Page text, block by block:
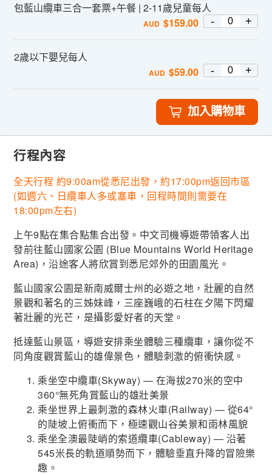
包藍山纜車三合一套票+午餐 | 2-11歲兒童每人
AUD $159.00 - +
2歲以下嬰兒每人
AUD $59.00 - +
加入購物車
行程內容
全天行程 約9:00am從悉尼出發，約17:00pm返回市區
(如週六、日纜車人多或塞車，回程時間則需要在
18:00pm左右)
上午9點在集合點集合出發。中文司機導遊帶領客人出
發前往藍山國家公園 (Blue Mountains World Heritage
Area)，沿途客人將欣賞到悉尼郊外的田園風光。
藍山國家公園是新南威爾士州的必遊之地，壯麗的自然
景觀和著名的三姊妹峰，三座巍峨的石柱在夕陽下閃耀
著壯麗的光芒，是攝影愛好者的天堂。
抵達藍山景區，導遊安排乘坐體驗三種纜車，讓你從不
同角度觀賞藍山的雄偉景色，體驗刺激的俯衝快感。
乘坐空中纜車(Skyway) — 在海拔270米的空中
360°無死角賞藍山的雄壯美景
乘坐世界上最刺激的森林火車(Railway) — 從64°
的陡坡上俯衝而下，極速觀山谷美景和雨林風貌
乘坐全澳最陡峭的索道纜車(Cableway) — 沿著
545米長的軌道順勢而下，體驗垂直升降的冒險樂
趣。